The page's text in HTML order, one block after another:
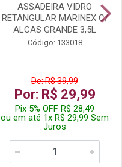
ASSADEIRA VIDRO
RETANGULAR MARINEX C/
ALCAS GRANDE 3,5L
Código: 133018
De: R$ 39,99
Por: R$ 29,99
Pix 5% OFF R$ 28,49
ou em até 1x R$ 29,99 Sem
Juros